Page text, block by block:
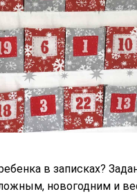
в записках?
новогодним и